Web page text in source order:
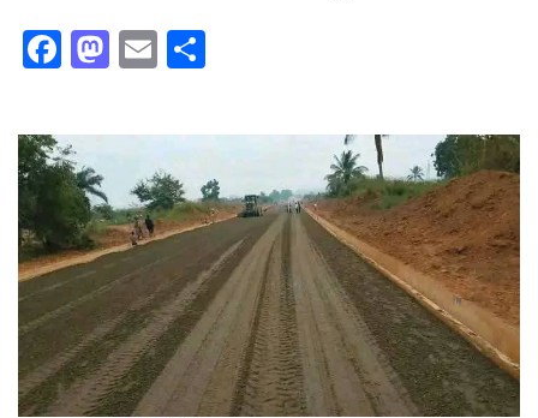
Facebook
Mastodon
Email